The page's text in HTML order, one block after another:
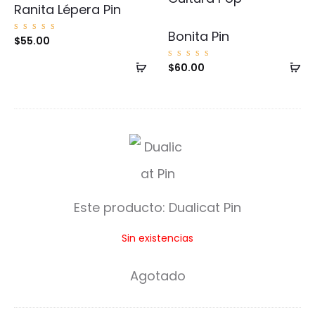
Añadir
carrito
Ranita Lépera Pin
Valorad
o con
$55.00 Bonita Pin
Valorad
o con
$60.00
D
u
i
c
Este producto: Dualicat Pin
Sin existencias
Agotado